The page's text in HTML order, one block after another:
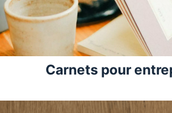
Carnets pour